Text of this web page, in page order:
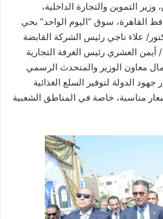
التموين والتجارة الداخلية،
القاهرة، سوق “اليوم الواحد” بحي
علاء ناجي رئيس الشركة القابضة
/ أيمن العشري رئيس الغرفة التجارية
معاون الوزير والمتحدث الرسمي
الدولة لتوفير السلع الغذائية
مناسبة، خاصة في المناطق الشعبية